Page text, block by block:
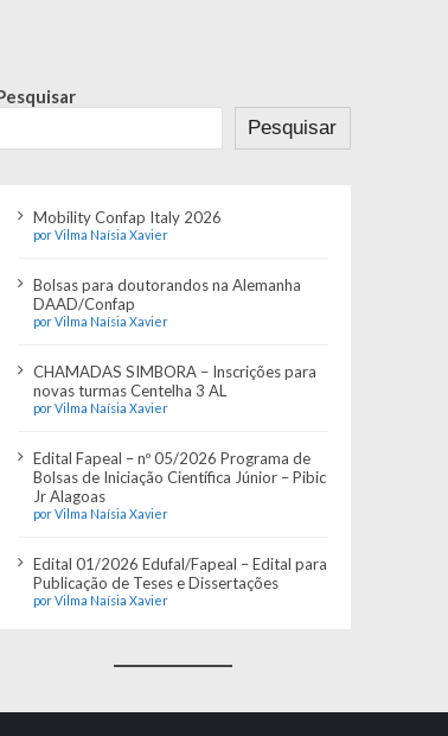
Pesquisar
Mobility Confap Italy 2026
por Vilma Naísia Xavier
Bolsas para doutorandos na Alemanha
DAAD/Confap
por Vilma Naísia Xavier
CHAMADAS SIMBORA – Inscrições para
novas turmas Centelha 3 AL
por Vilma Naísia Xavier
Edital Fapeal – nº 05/2026 Programa de
Bolsas de Iniciação Científica Júnior – Pibic
Jr Alagoas
por Vilma Naísia Xavier
Edital 01/2026 Edufal/Fapeal – Edital para
Publicação de Teses e Dissertações
por Vilma Naísia Xavier